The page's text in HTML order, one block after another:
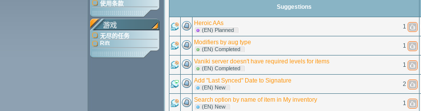
使用条款
游戏
无尽的任务
Rift
Suggestions
Heroic AAs 1
(EN) Planned
Modifiers by aug type 1
(EN) Completed
Vaniki server doesn't have required levels for items 1
(EN) Completed
Add "Last Synced" Date to Signature 2
(EN) New
Search option by name of item in My inventory 1
(EN) New